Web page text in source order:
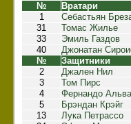
№
Вратари
1
Себастьян
31
Томас Жилье
33
Эмиль Газдов
40
Джонатан
№
Защитники
2
Джален Нил
3
Том Пирс
4
Фернандо
5
Брэндан Крэйг
13
Лука Петрассо